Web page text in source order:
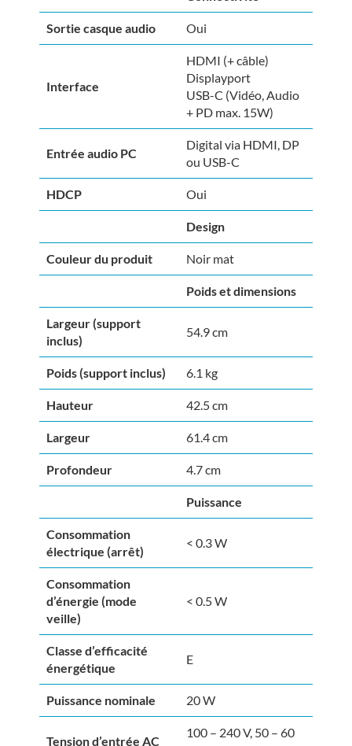
Sortie casque audio Oui
Interface
HDMI (+ câble)
Displayport
USB-C (Vidéo, Audio
+ PD max. 15W)
Entrée audio PC
Digital via HDMI, DP
ou USB-C
HDCP Oui
Design
Couleur du produit Noir mat
Poids et dimensions
Largeur (support
inclus)
54.9 cm
Poids (support inclus) 6.1 kg
Hauteur 42.5 cm
Largeur 61.4 cm
Profondeur 4.7 cm
Puissance
Consommation
électrique (arrêt)
< 0.3 W
Consommation
d’énergie (mode
veille)
< 0.5 W
Classe d’efficacité
énergétique
E
Puissance nominale 20 W
Tension d’entrée AC
100 – 240 V, 50 – 60